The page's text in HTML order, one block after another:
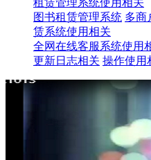
租赁管理系统使用相关
图书租赁管理系统 多商
赁系统使用相关
全网在线客服系统使用
更新日志相关 操作使用